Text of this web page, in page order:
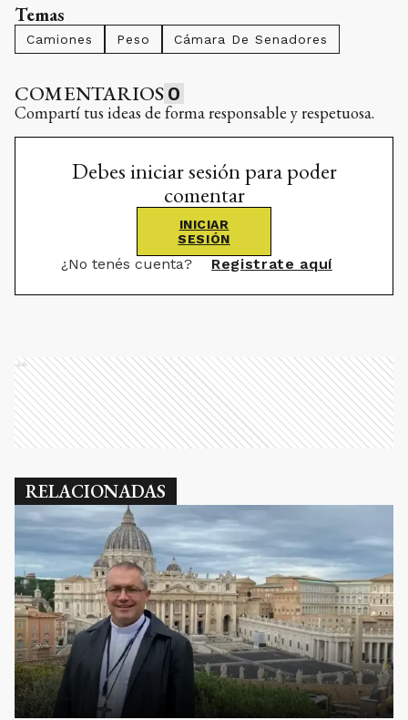
Temas
Camiones Peso Cámara De Senadores
COMENTARIOS 0
Compartí tus ideas de forma responsable y respetuosa.
Debes iniciar sesión para poder
comentar
INICIAR
SESIÓN
¿No tenés cuenta? Registrate aquí
Ads
RELACIONADAS